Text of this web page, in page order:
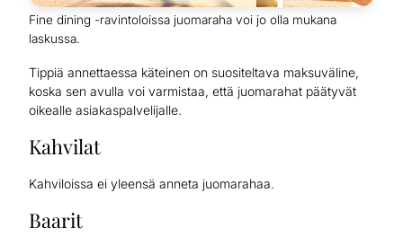
Fine dining -ravintoloissa juomaraha voi jo olla mukana
laskussa.
Tippiä annettaessa käteinen on suositeltava maksuväline,
koska sen avulla voi varmistaa, että juomarahat päätyvät
oikealle asiakaspalvelijalle.
Kahvilat
Kahviloissa ei yleensä anneta juomarahaa.
Baarit